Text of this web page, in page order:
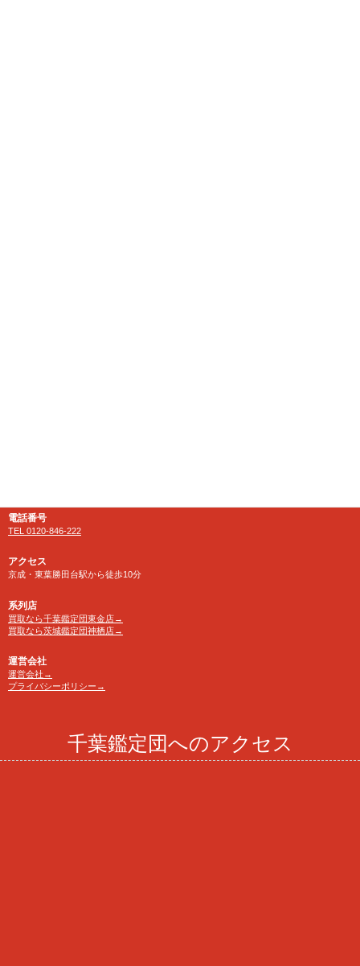
電話番号
TEL 0120-846-222
アクセス
京成・東葉勝田台駅から徒歩10分
系列店
買取なら千葉鑑定団東金店→
買取なら茨城鑑定団神栖店→
運営会社
運営会社→
プライバシーポリシー→
千葉鑑定団へのアクセス